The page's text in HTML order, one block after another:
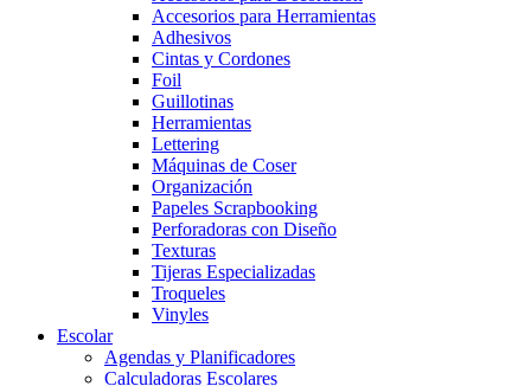
Accesorios para Herramientas
Adhesivos
Cintas y Cordones
Foil
Guillotinas
Herramientas
Lettering
Máquinas de Coser
Organización
Papeles Scrapbooking
Perforadoras con Diseño
Texturas
Tijeras Especializadas
Troqueles
Vinyles
Escolar
Agendas y Planificadores
Calculadoras Escolares